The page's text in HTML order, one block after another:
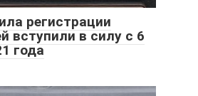
регистрации
вступили в силу с 6
года